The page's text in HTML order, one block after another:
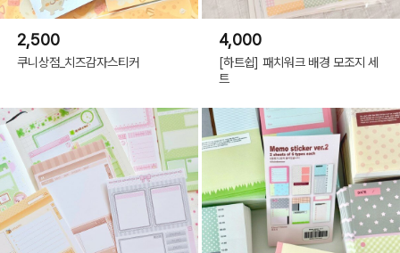
2,500
쿠니상점_치즈감자스티커
4,000
[하트쉽] 패치워크 배경 모조지 세
트